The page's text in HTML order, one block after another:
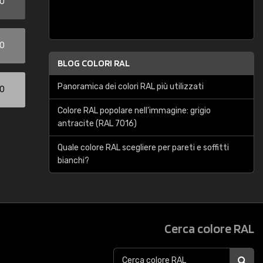
BLOG COLORI RAL
Panoramica dei colori RAL più utilizzati
Colore RAL popolare nell'immagine: grigio
antracite (RAL 7016)
Quale colore RAL scegliere per pareti e soffitti
bianchi?
Cerca colore RAL